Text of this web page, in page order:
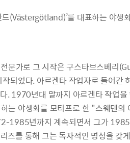
(Västergötland)’를 대표하는 야생
가로 그 시작은 구스타브스베리
되었다. 아르겐타 작업자로 들어간
. 1970년대 말까지 아르겐타 작업
는 야생화를 모티프로 한 "스웨덴의
1985년까지 계속되면서 그가
즈를 통해 그는 독자적인 명성을 갖